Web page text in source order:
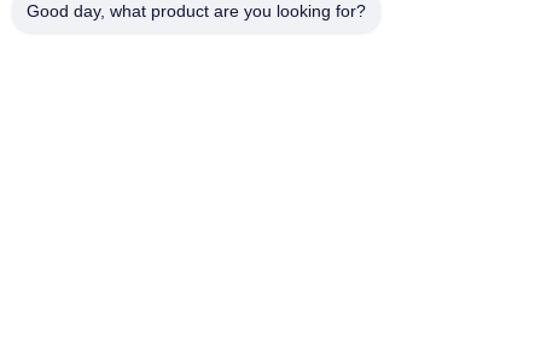
Good day, what product are you looking for?